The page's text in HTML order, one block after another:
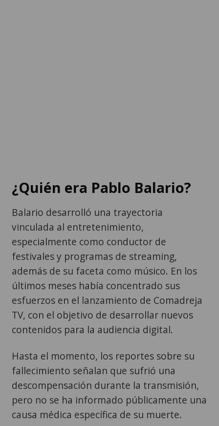
¿Quién era Pablo Balario?
Balario desarrolló una trayectoria
vinculada al entretenimiento,
especialmente como conductor de
festivales y programas de streaming,
además de su faceta como músico. En los
últimos meses había concentrado sus
esfuerzos en el lanzamiento de Comadreja
TV, con el objetivo de desarrollar nuevos
contenidos para la audiencia digital.
Hasta el momento, los reportes sobre su
fallecimiento señalan que sufrió una
descompensación durante la transmisión,
pero no se ha informado públicamente una
causa médica específica de su muerte.